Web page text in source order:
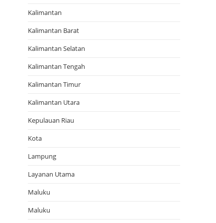
Kalimantan
Kalimantan Barat
Kalimantan Selatan
Kalimantan Tengah
Kalimantan Timur
Kalimantan Utara
Kepulauan Riau
Kota
Lampung
Layanan Utama
Maluku
Maluku